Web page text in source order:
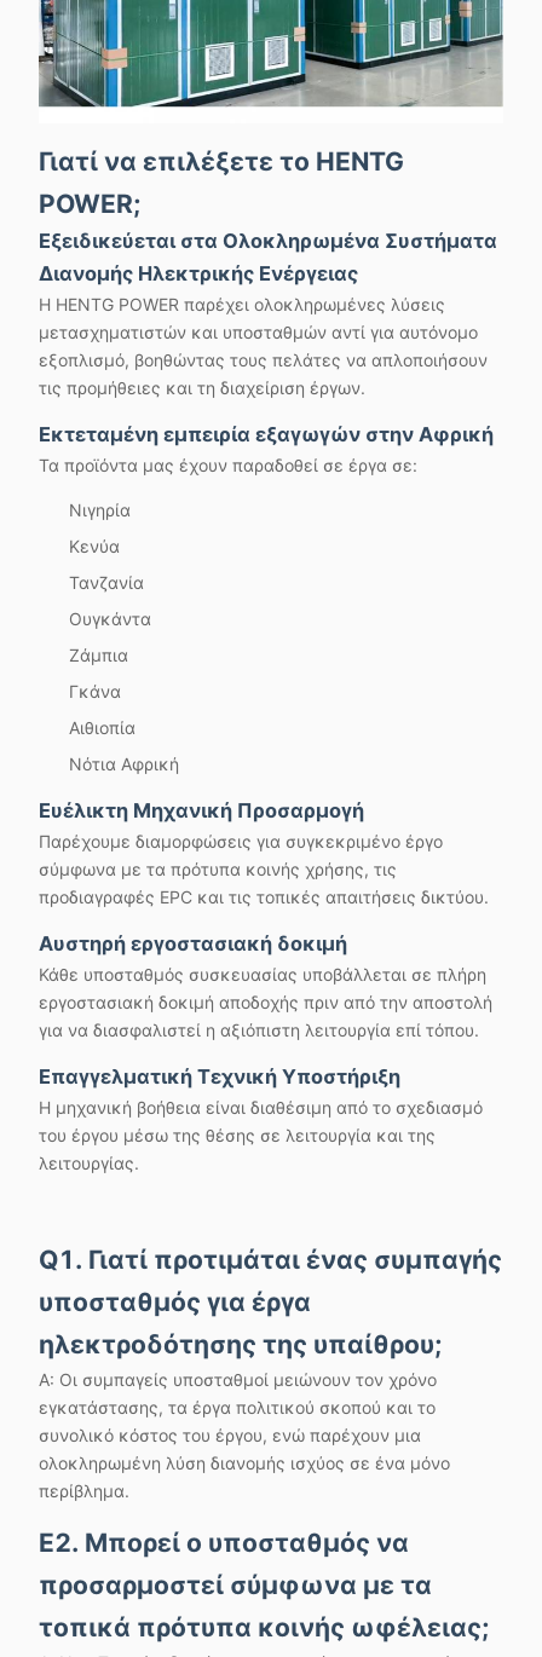
Γιατί να επιλέξετε το HENTG
POWER;
Εξειδικεύεται στα Ολοκληρωμένα Συστήματα
Διανομής Ηλεκτρικής Ενέργειας
Η HENTG POWER παρέχει ολοκληρωμένες λύσεις
μετασχηματιστών και υποσταθμών αντί για αυτόνομο
εξοπλισμό, βοηθώντας τους πελάτες να απλοποιήσουν
τις προμήθειες και τη διαχείριση έργων.
Εκτεταμένη εμπειρία εξαγωγών στην Αφρική
Τα προϊόντα μας έχουν παραδοθεί σε έργα σε:
Νιγηρία
Κενύα
Τανζανία
Ουγκάντα
Ζάμπια
Γκάνα
Αιθιοπία
Νότια Αφρική
Ευέλικτη Μηχανική Προσαρμογή
Παρέχουμε διαμορφώσεις για συγκεκριμένο έργο
σύμφωνα με τα πρότυπα κοινής χρήσης, τις
προδιαγραφές EPC και τις τοπικές απαιτήσεις δικτύου.
Αυστηρή εργοστασιακή δοκιμή
Κάθε υποσταθμός συσκευασίας υποβάλλεται σε πλήρη
εργοστασιακή δοκιμή αποδοχής πριν από την αποστολή
για να διασφαλιστεί η αξιόπιστη λειτουργία επί τόπου.
Επαγγελματική Τεχνική Υποστήριξη
Η μηχανική βοήθεια είναι διαθέσιμη από το σχεδιασμό
του έργου μέσω της θέσης σε λειτουργία και της
λειτουργίας.
Q1. Γιατί προτιμάται ένας συμπαγής
υποσταθμός για έργα
ηλεκτροδότησης της υπαίθρου;
Α: Οι συμπαγείς υποσταθμοί μειώνουν τον χρόνο
εγκατάστασης, τα έργα πολιτικού σκοπού και το
συνολικό κόστος του έργου, ενώ παρέχουν μια
ολοκληρωμένη λύση διανομής ισχύος σε ένα μόνο
περίβλημα.
Ε2. Μπορεί ο υποσταθμός να
προσαρμοστεί σύμφωνα με τα
τοπικά πρότυπα κοινής ωφέλειας;